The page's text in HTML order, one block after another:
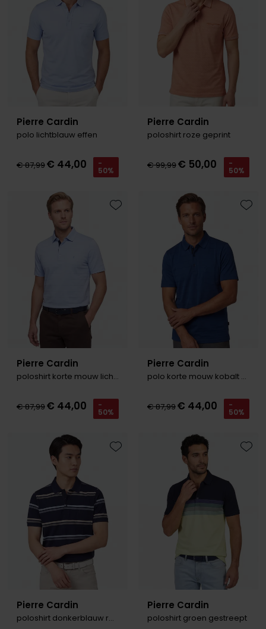
Roy Robson
Schiesser
Secrid
State of Art
Thomas Maine
Tramarossa
Vanguard
Pierre Cardin
polo lichtblauw effen
€ 87,99€ 44,00 -
50%
Pierre Cardin
poloshirt roze geprint
€ 99,99€ 50,00 -
50%
Pierre Cardin
poloshirt korte mouw lichtblauw
€ 87,99€ 44,00 -
50%
Toevoegen aan favorieten
Pierre Cardin
polo korte mouw kobalt gestreept
€ 87,99€ 44,00 -
50%
Pierre Cardin
poloshirt donkerblauw roze gestreept
Toevoegen aan favorieten
Pierre Cardin
poloshirt groen gestreept